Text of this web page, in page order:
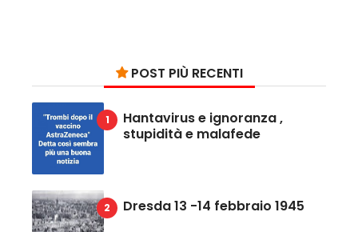
POST PIÙ RECENTI
Hantavirus e ignoranza ,
stupidità e malafede
Dresda 13 -14 febbraio 1945